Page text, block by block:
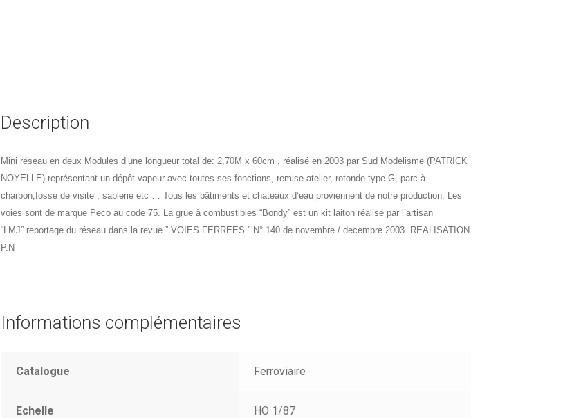
Description
Mini réseau en deux Modules d’une longueur total de: 2,70M x 60cm , réalisé en 2003 par Sud Modelisme (PATRICK
NOYELLE) représentant un dépôt vapeur avec toutes ses fonctions, remise atelier, rotonde type G, parc à
charbon,fosse de visite , sablerie etc … Tous les bâtiments et chateaux d’eau proviennent de notre production. Les
voies sont de marque Peco au code 75. La grue à combustibles “Bondy” est un kit laiton réalisé par l’artisan
“LMJ”.reportage du réseau dans la revue ” VOIES FERREES ” N° 140 de novembre / decembre 2003. REALISATION
P.N
Informations complémentaires
Catalogue Ferroviaire
Echelle HO 1/87